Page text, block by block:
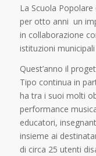
La Scuola
per otto anni un
in collaborazione
istituzioni
Quest’anno il
Tipo continua in
ha tra i suoi molti
performance
educatori,
insieme ai
di circa 25 utenti